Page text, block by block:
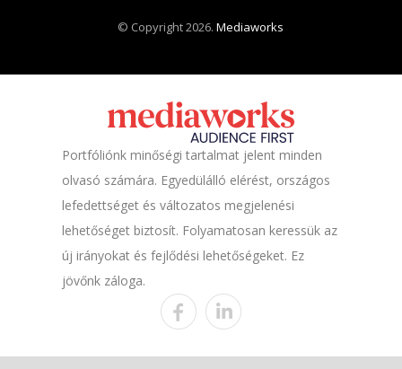
© Copyright 2026.Mediaworks
Portfóliónk minőségi tartalmat jelent minden
olvasó számára. Egyedülálló elérést, országos
lefedettséget és változatos megjelenési
lehetőséget biztosít. Folyamatosan keressük az
új irányokat és fejlődési lehetőségeket. Ez
jövőnk záloga.